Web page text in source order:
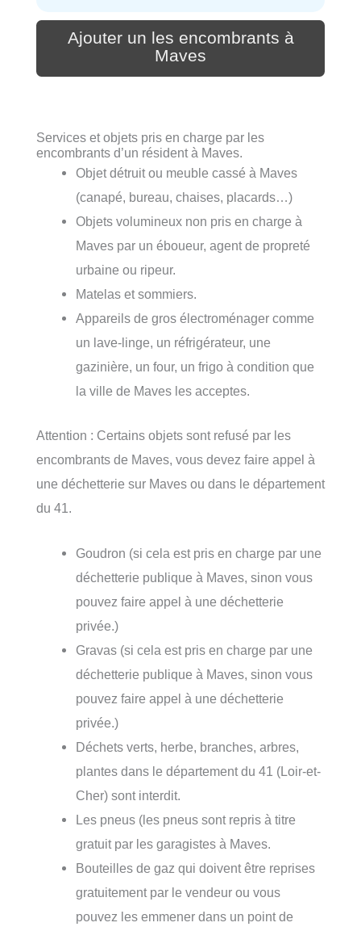
Ajouter un les encombrants à
Maves
Services et objets pris en charge par les
encombrants d’un résident à Maves.
Objet détruit ou meuble cassé à Maves
(canapé, bureau, chaises, placards…)
Objets volumineux non pris en charge à
Maves par un éboueur, agent de propreté
urbaine ou ripeur.
Matelas et sommiers.
Appareils de gros électroménager comme
un lave-linge, un réfrigérateur, une
gazinière, un four, un frigo à condition que
la ville de Maves les acceptes.
Attention : Certains objets sont refusé par les
encombrants de Maves, vous devez faire appel à
une déchetterie sur Maves ou dans le département
du 41.
Goudron (si cela est pris en charge par une
déchetterie publique à Maves, sinon vous
pouvez faire appel à une déchetterie
privée.)
Gravas (si cela est pris en charge par une
déchetterie publique à Maves, sinon vous
pouvez faire appel à une déchetterie
privée.)
Déchets verts, herbe, branches, arbres,
plantes dans le département du 41 (Loir-et-
Cher) sont interdit.
Les pneus (les pneus sont repris à titre
gratuit par les garagistes à Maves.
Bouteilles de gaz qui doivent être reprises
gratuitement par le vendeur ou vous
pouvez les emmener dans un point de